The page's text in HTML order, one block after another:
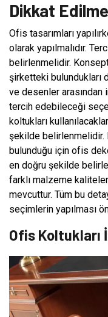
Dikkat
Ofis tasarımları
olarak yapılmalıdır.
belirlenmelidir.
şirketteki bulundukları
ve desenler arasından
tercih edebileceği
koltukları
şekilde belirlenmelidir.
bulunduğu için ofis
en doğru şekilde
farklı malzeme
mevcuttur. Tüm bu
seçimlerin yapılması
Ofis Koltukları